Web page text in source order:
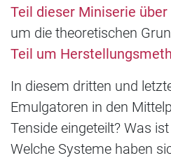
Teil dieser Miniserie über
um die theoretischen
Teil um
In diesem dritten und
Emulgatoren in den
Tenside eingeteilt? Was
Welche Systeme haben